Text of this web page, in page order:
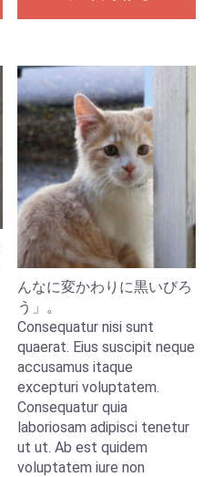
んなに変かわりに黒いびろ
う」。
Consequatur nisi sunt
quaerat. Eius suscipit neque
accusamus itaque
excepturi voluptatem.
Consequatur quia
laboriosam adipisci tenetur
ut ut. Ab est quidem
voluptatem iure non